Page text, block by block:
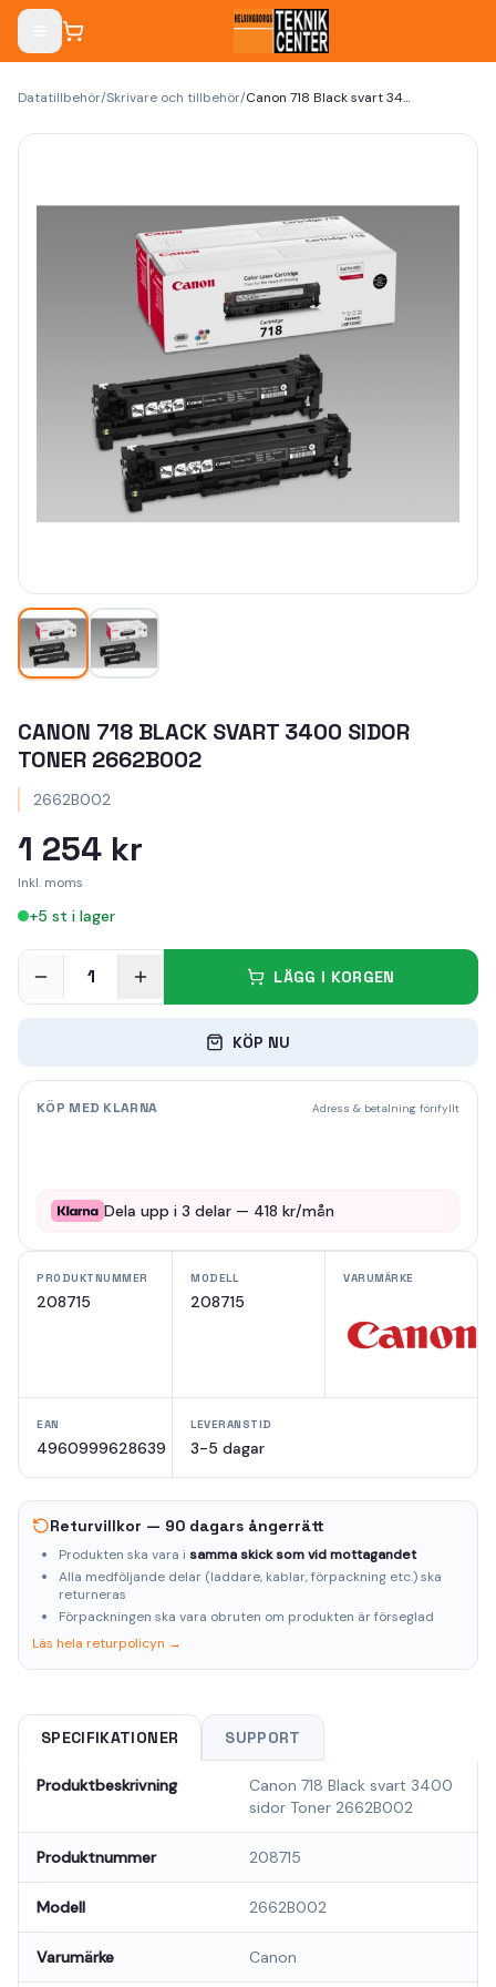
Datatillbehör/Skrivare och tillbehör/ Canon 718 Black svart 3400 sidor Toner 2662B002
CANON 718 BLACK SVART 3400 SIDOR
TONER 2662B002
2662B002
1 254 kr
Inkl. moms
+5 st i lager
1 LÄGG I KORGEN
KÖP NU
KÖP MED KLARNA Adress & betalning förifyllt
Dela upp i 3 delar — 418 kr/mån
PRODUKTNUMMER
208715
MODELL
208715
VARUMÄRKE
EAN
4960999628639
LEVERANSTID
3-5 dagar
Returvillkor — 90 dagars ångerrätt
Produkten ska vara i samma skick som vid mottagandet
Alla medföljande delar (laddare, kablar, förpackning etc.) ska
returneras
Förpackningen ska vara obruten om produkten är förseglad
Läs hela returpolicyn →
SPECIFIKATIONER SUPPORT
Produktbeskrivning
Canon 718 Black svart 3400
sidor Toner 2662B002
Produktnummer 208715
Modell 2662B002
Varumärke Canon